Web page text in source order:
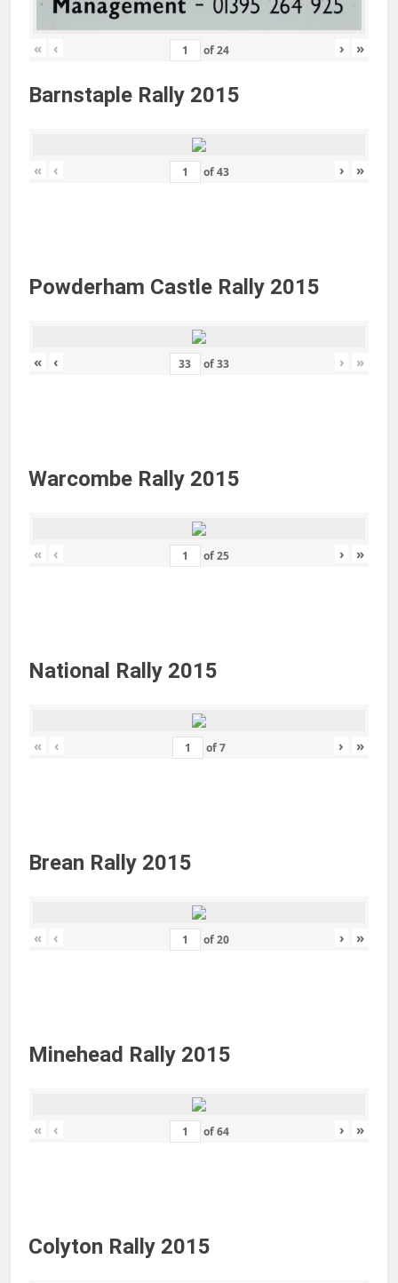
« ‹ of24 › »
Barnstaple Rally 2015
« ‹ of43 › »
Powderham Castle Rally 2015
« ‹ of33 › »
Warcombe Rally 2015
« ‹ of25 › »
National Rally 2015
« ‹ of7 › »
Brean Rally 2015
« ‹ of20 › »
Minehead Rally 2015
« ‹ of64 › »
Colyton Rally 2015